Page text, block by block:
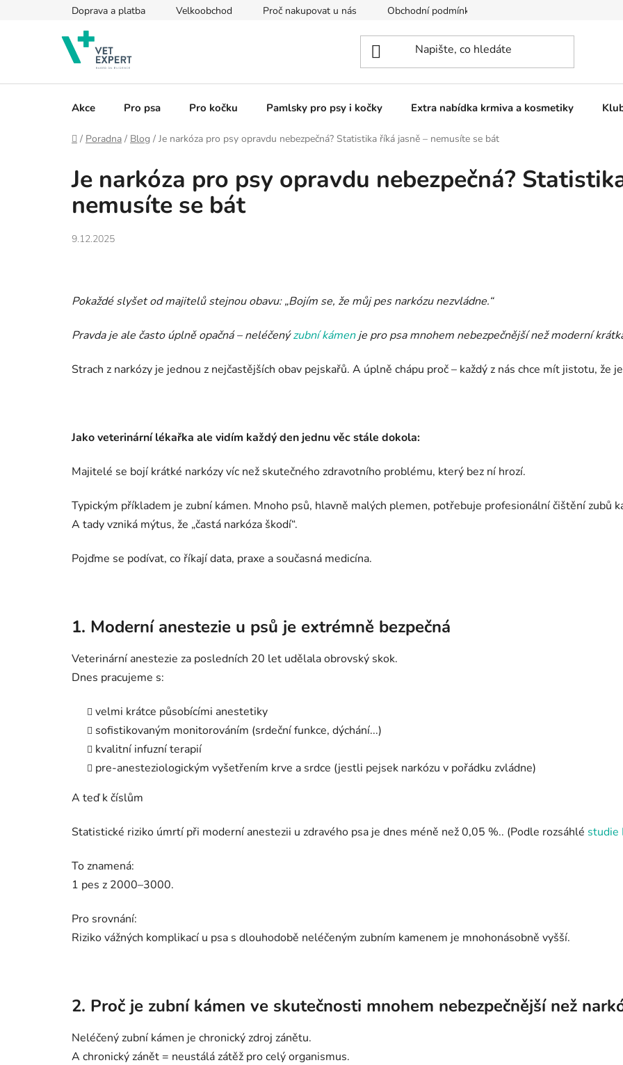
Doprava a platba Velkoobchod Proč nakupovat u nás Obchodní podmínky
Akce Pro psa Pro kočku Pamlsky pro psy i kočky Extra nabídka krmiva a kosmetiky
Domů
/ Poradna / Blog / Je narkóza pro psy opravdu nebezpečná? Statistika říká jasně – nemusíte se bát
Je narkóza pro psy opravdu nebezpečná?
nemusíte se bát
9.12.2025
Pokaždé slyšet od majitelů stejnou obavu: „Bojím se, že můj pes narkózu nezvládne.“
Pravda je ale často úplně opačná – neléčenýzubní kámenje pro psa mnohem nebezpečnější než moderní
Strach z narkózy je jednou z nejčastějších obav pejskařů. A úplně chápu proč – každý z nás chce mít jistotu, že
Jako veterinární lékařka ale vidím každý den jednu věc stále dokola:
Majitelé se bojí krátké narkózy víc než skutečného zdravotního problému, který bez ní hrozí.
Typickým příkladem je zubní kámen. Mnoho psů, hlavně malých plemen, potřebuje profesionální čištění zubů
A tady vzniká mýtus, že „častá narkóza škodí“.
Pojďme se podívat, co říkají data, praxe a současná medicína.
1. Moderní anestezie u psů je extrémně bezpečná
Veterinární anestezie za posledních 20 let udělala obrovský skok.
Dnes pracujeme s:
velmi krátce působícími anestetiky
sofistikovaným monitorováním (srdeční funkce, dýchání...)
kvalitní infuzní terapií
pre-anesteziologickým vyšetřením krve a srdce (jestli pejsek narkózu v pořádku zvládne)
A teď k číslům
Statistické riziko úmrtí při moderní anestezii u zdravého psa je dnes méně než 0,05 %.. (Podle rozsáhlé studie
To znamená:
1 pes z 2000–3000.
Pro srovnání:
Riziko vážných komplikací u psa s dlouhodobě neléčeným zubním kamenem je mnohonásobně vyšší.
2. Proč je zubní kámen ve skutečnosti mnohem nebezpečnější než
Neléčený zubní kámen je chronický zdroj zánětu.
A chronický zánět = neustálá zátěž pro celý organismus.